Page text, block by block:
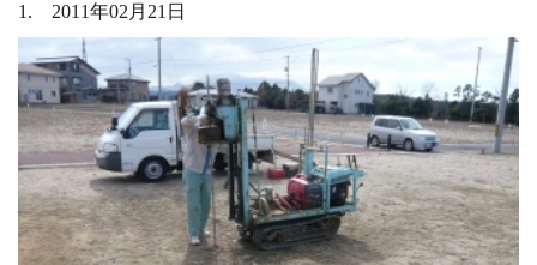
1. 2011年02月21日